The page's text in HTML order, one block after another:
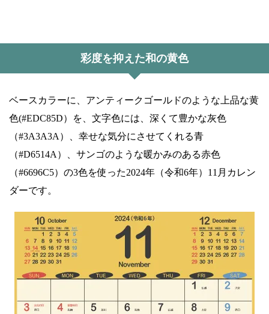
彩度を抑えた和の黄色
ベースカラーに、アンティークゴールドのような上品な黄
色(#EDC85D）を、文字色には、深くて豊かな灰色
（#3A3A3A）、幸せな気分にさせてくれる青
（#D6514A）、サンゴのような暖かみのある赤色
（#6696C5）の3色を使った2024年（令和6年）11月カレン
ダーです。